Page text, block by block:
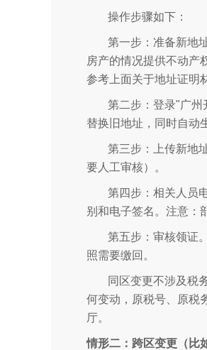
操作步骤如下：
第一步：准备新地
房产的情况提供不动产
参考上面关于地址证明
第二步：登录"广
替换旧地址，同时自动
第三步：上传新地
要人工审核）。
第四步：相关人员
别和电子签名。注意：
第五步：审核领证
照需要缴回。
同区变更不涉及税
何变动，原税号、原税
厅。
情形二：跨区变更（比